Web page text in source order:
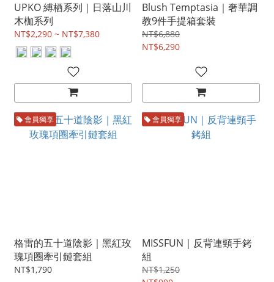
UPKO 縛栖系列｜日落山川
木枷系列
NT$2,290 ~ NT$7,380
Blush Temptasia｜奢華調
教9件手提箱套裝
NT$6,880
NT$6,290
會員獨享
格雷的五十道陰影｜黑紅玫
瑰項圈牽引鏈套組
NT$1,790
會員獨享
MISSFUN｜反背連頸手銬
組
NT$1,250